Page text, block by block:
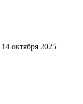
14 октября 2025